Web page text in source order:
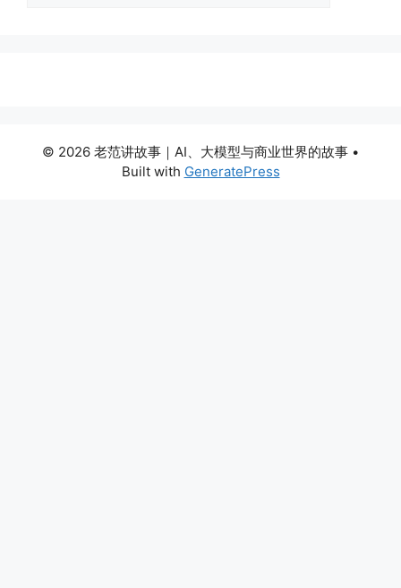
© 2026 老范讲故事｜AI、大模型与商业世界的故事 •
Built with GeneratePress